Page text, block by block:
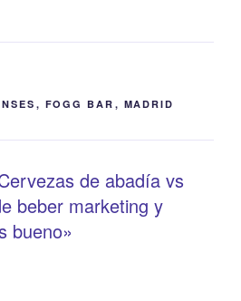
, FOGG BAR , MADRID
de abadía vs
beber marketing y
bueno»